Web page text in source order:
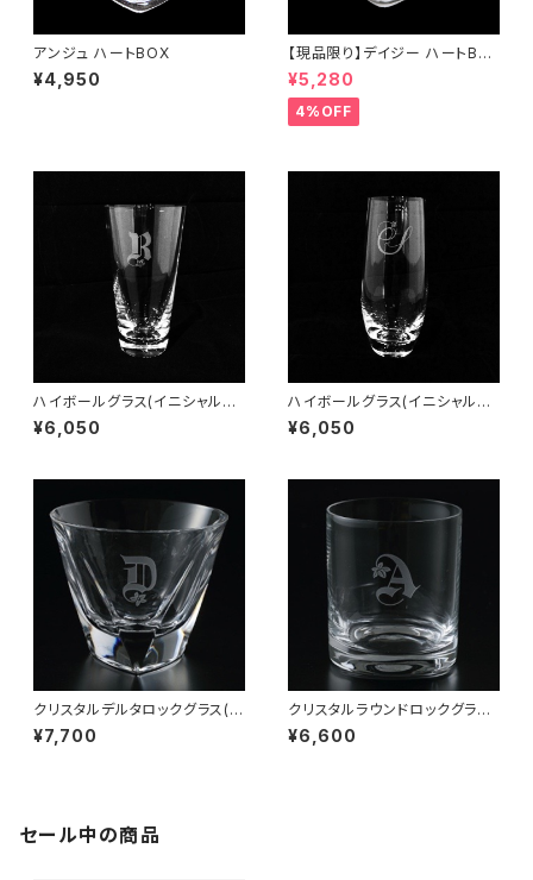
アンジュ ハートBOX
¥4,950
【現品限り】デイジー ハートBO
X
¥5,280
4%OFF
ハイボールグラス(イニシャル彫
刻)
¥6,050
ハイボールグラス(イニシャル彫
刻)
¥6,050
クリスタルデルタロックグラス(イ
ニシャル彫刻)
¥7,700
クリスタルラウンドロックグラス
(イニシャル彫刻)
¥6,600
セール中の商品